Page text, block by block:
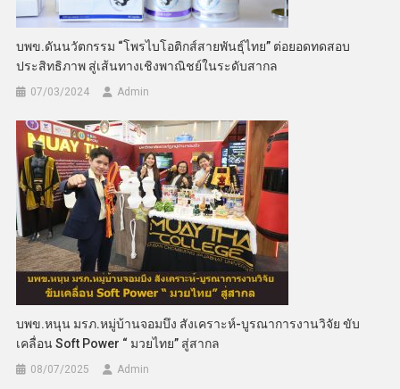
บพข.ดันนวัตกรรม “โพรไบโอติกส์สายพันธุ์ไทย” ต่อยอดทดสอบ
ประสิทธิภาพ สู่เส้นทางเชิงพาณิชย์ในระดับสากล
07/03/2024 Admin
บพข.หนุน มรภ.หมู่บ้านจอมบึง สังเคราะห์-บูรณาการงานวิจัย ขับ
เคลื่อน Soft Power “ มวยไทย” สู่สากล
08/07/2025 Admin